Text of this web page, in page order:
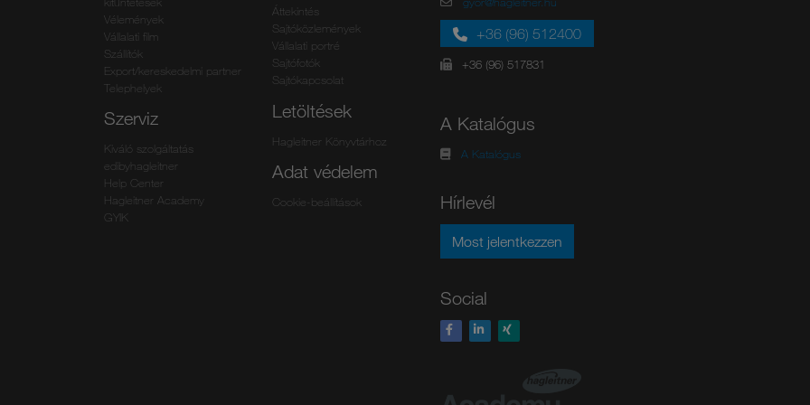
Vélemények
Vállalati film
Szállítók
Export/kereskedelmi partner
Telephelyek
Szerviz
Kiváló szolgáltatás
edibyhagleitner
Help Center
Hagleitner Academy
GYIK
Áttekintés
Sajtóközlemények
Vállalati portré
Sajtófotók
Sajtókapcsolat
Letöltések
Hagleitner Könyvtárhoz
Adat védelem
Cookie-beállítások
+36 (96) 512400
+36 (96) 517831
A Katalógus
A Katalógus
Hírlevél
Most jelentkezzen
Social